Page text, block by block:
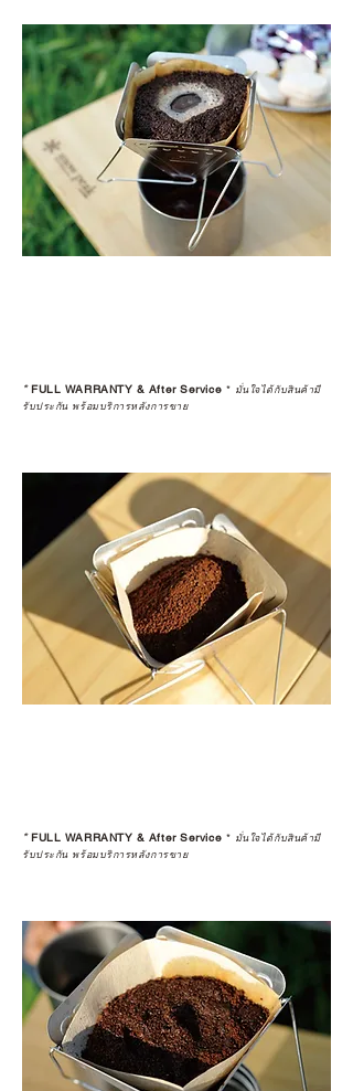
*FULL WARRANTY & After Service * มั่นใจได้กับสินค้ามี
รับประกัน พร้อมบริการหลังการขาย
*FULL WARRANTY & After Service * มั่นใจได้กับสินค้ามี
รับประกัน พร้อมบริการหลังการขาย